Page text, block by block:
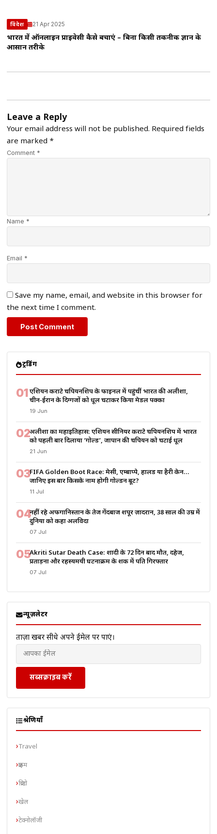
विदेश 21 Apr 2025
भारत में ऑनलाइन प्राइवेसी कैसे बचाएं – बिना किसी तकनीकी ज्ञान के
आसान तरीके
Leave a Reply
Your email address will not be published. Required fields
are marked *
Comment *
Name *
Email *
Save my name, email, and website in this browser for
the next time I comment.
ट्रेंडिंग
01एशियन कराटे चैंपियनशिप के फाइनल में पहुंचीं भारत की अलीशा,
चीन-ईरान के दिग्गजों को धूल चटाकर किया मेडल पक्का
19 Jun
02अलीशा का महाइतिहास: एशियन सीनियर कराटे चैंपियनशिप में भारत
को पहली बार दिलाया ‘गोल्ड’, जापान की चैंपियन को चटाई धूल
21 Jun
03FIFA Golden Boot Race: मेसी, एम्बाप्पे, हालैंड या हैरी केन…
जानिए इस बार किसके नाम होगी गोल्डन बूट?
11 Jul
04नहीं रहे अफगानिस्तान के तेज गेंदबाज शपूर ज़ादरान, 38 साल की उम्र में
दुनिया को कहा अलविदा
07 Jul
05Akriti Sutar Death Case: शादी के 72 दिन बाद मौत, दहेज,
प्रताड़ना और रहस्यमयी घटनाक्रम के शक में पति गिरफ्तार
07 Jul
न्यूज़लेटर
ताज़ा खबरें सीधे अपने ईमेल पर पाएं।
सब्सक्राइब करें
श्रेणियाँ
Travel
क्राइम
क्रिप्टो
खेल
टेक्नोलॉजी